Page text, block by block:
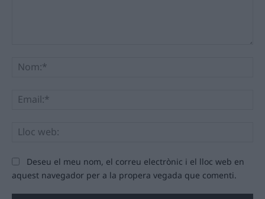
Deseu el meu nom, el correu electrònic i el lloc web en
aquest navegador per a la propera vegada que comenti.